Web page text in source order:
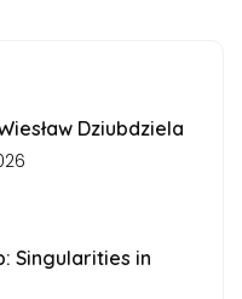
Dziubdziela
Singularities in